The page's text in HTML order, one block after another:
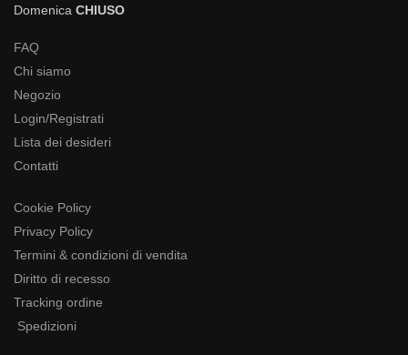
Domenica CHIUSO
FAQ
Chi siamo
Negozio
Login/Registrati
Lista dei desideri
Contatti
Cookie Policy
Privacy Policy
Termini & condizioni di vendita
Diritto di recesso
Tracking ordine
Spedizioni